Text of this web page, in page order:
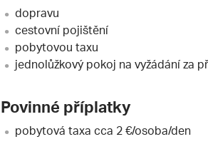
dopravu
cestovní pojištění
pobytovou taxu
jednolůžkový pokoj na vyžádání za
Povinné příplatky
pobytová taxa cca 2 €/osoba/den